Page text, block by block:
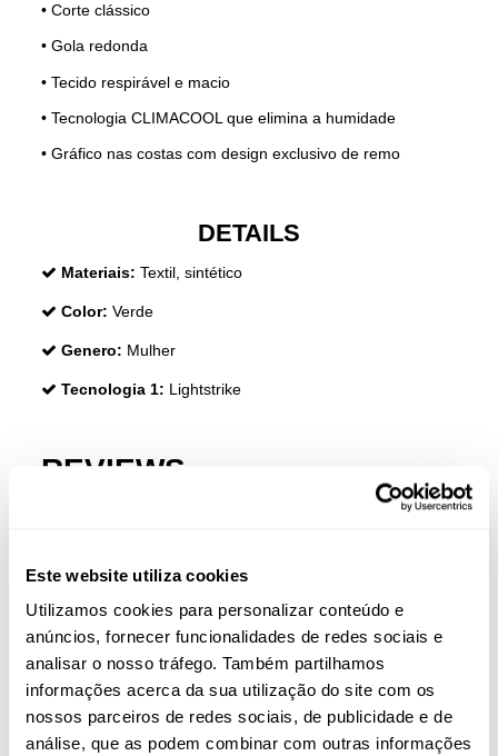
Este website utiliza cookies
Utilizamos cookies para personalizar conteúdo e
anúncios, fornecer funcionalidades de redes sociais e
analisar o nosso tráfego. Também partilhamos
informações acerca da sua utilização do site com os
nossos parceiros de redes sociais, de publicidade e de
análise, que as podem combinar com outras informações
• Corte clássico
• Gola redonda
• Tecido respirável e macio
• Tecnologia CLIMACOOL que elimina a humidade
• Gráfico nas costas com design exclusivo de remo
DETAILS
Materiais: Textil, sintético
Color: Verde
Genero: Mulher
Tecnologia 1: Lightstrike
REVIEWS